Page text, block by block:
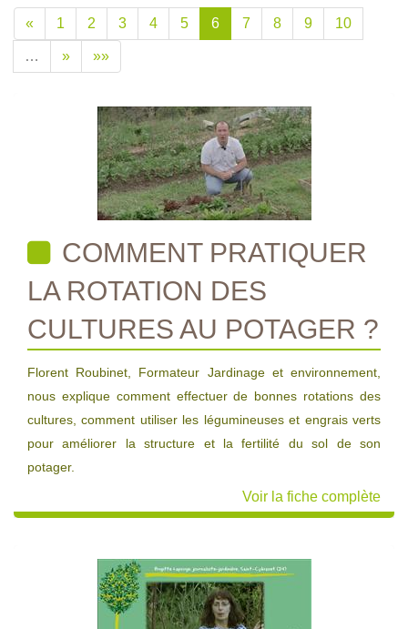
« 1 2 3 4 5 6 7 8 9 10
… » »»
COMMENT PRATIQUER
LA ROTATION DES
CULTURES AU POTAGER ?
Florent Roubinet, Formateur Jardinage et environnement,
nous explique comment effectuer de bonnes rotations des
cultures, comment utiliser les légumineuses et engrais verts
pour améliorer la structure et la fertilité du sol de son
potager.
Voir la fiche complète